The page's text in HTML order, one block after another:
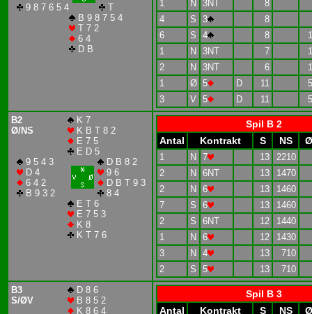
9 8 7 6 5 4
T
B 9 8 7 5 4
T 7 2
6 4
D B
1
N 3NT
8
4
S 3
8
6
S 4 8
1
N 3NT 7
2
N 3NT 6
1
Ø 5 D 11
3
V 5 D 11
B2
Ø/NS
K 7
K B T 8 2
E 7 5
E D 5
9 5 4 3
D 4
6 4 2
B 9 3 2
D B 8 2
9 6
D B T 9 3
8 4
E T 6
E 7 5 3
K 8
K T 7 6
Spil B 2
Antal
Kontrakt S NS
1 N 7 13
2210
2
N 6NT 13
1470
2
N 6 13
1460
7
S 6 13
1460
2
S 6NT 12
1440
1
N 6 12
1430
3
N 4 13
710
2
S 5 13
710
B3
S/ØV
D 8 6
B 8 5 2
K 8 6 4
Spil B 3
Antal
Kontrakt S NS